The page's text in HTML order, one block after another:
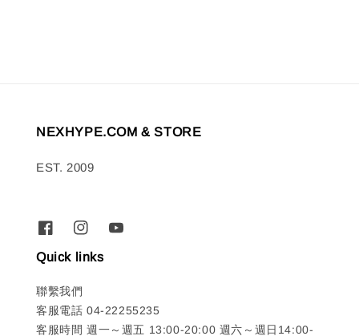
NEXHYPE.COM & STORE
EST. 2009
Quick links
聯繫我們
客服電話 04-22255235
客服時間 週一～週五 13:00-20:00 週六～週日14:00-